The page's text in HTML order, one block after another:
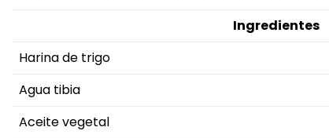
Ingredientes
Harina de trigo
Agua tibia
Aceite vegetal